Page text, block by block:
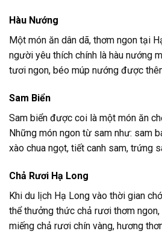
Hàu Nướng
Một món ăn dân dã, thơm ngon tại
người yêu thích chính là hàu nướng
tươi ngon, béo múp nướng được
Sam Biển
Sam biển được coi là một món ăn
Những món ngon từ sam như: sam
xào chua ngọt, tiết canh sam, trứng
Chả Rươi Hạ Long
Khi du lịch Hạ Long vào thời gian
thể thưởng thức chả rươi thơm
miếng chả rươi chín vàng, hương